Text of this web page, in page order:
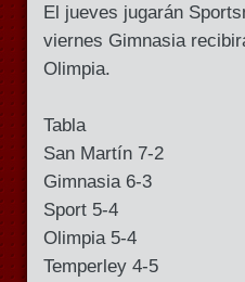
El jueves jugarán
viernes Gimnasia
Olimpia.
Tabla
San Martín 7-2
Gimnasia 6-3
Sport 5-4
Olimpia 5-4
Temperley 4-5